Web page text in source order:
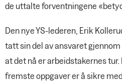
de uttalte forventningene
Den nye YS-lederen, Erik
tatt sin del av ansvaret
at det nå er arbeidstakernes tur.
fremste oppgaver er å sikre